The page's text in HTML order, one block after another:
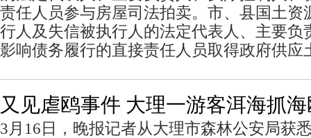
责任人员参与房屋司法拍卖。市、县国土资
行人及失信被执行人的法定代表人、主要负
影响债务履行的直接责任人员取得政府供应
又见虐鸥事件 大理一游客洱海抓
3月16日，晚报记者从大理市森林公安局获